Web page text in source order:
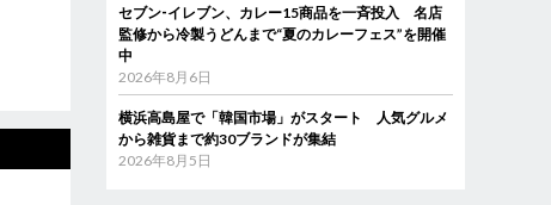
セブン‐イレブン、カレー15商品を一斉投入 名店
監修から冷製うどんまで“夏のカレーフェス”を開催
中
2026年8月6日
横浜高島屋で「韓国市場」がスタート 人気グルメ
から雑貨まで約30ブランドが集結
2026年8月5日